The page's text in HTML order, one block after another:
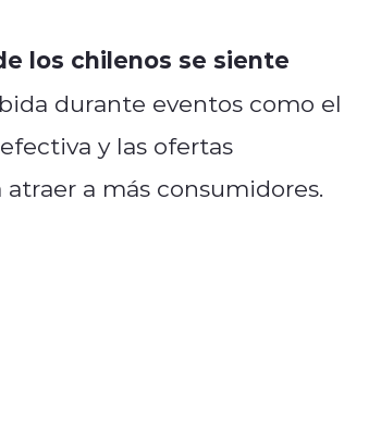
los chilenos se siente
durante eventos como el
y las ofertas
a más consumidores.